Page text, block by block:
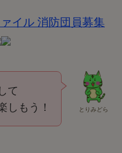
イル 消防団員募集
とりみどら
て
しもう！